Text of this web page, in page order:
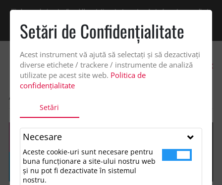
Vindem exclusiv catre firme! Ne puteti contacta pentru oferta de pret personalizata
discount suplimentar de 2% -Cumpără acum!
ACASA
Setări de Confidenţialitate
Acest instrument vă ajută să selectați și să dezactivați
diverse etichete / trackere / instrumente de analiză
utilizate pe acest site web. Politica de
confidențialitate
Setări
Necesare
Aceste cookie-uri sunt necesare pentru
buna funcționare a site-ului nostru web
și nu pot fi dezactivate în sistemul
nostru.